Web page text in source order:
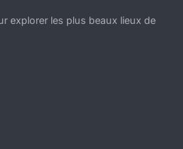
explorer les plus beaux lieux de